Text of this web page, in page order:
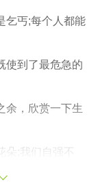
乞丐;每个人都能
使到了最危急的
余，欣赏一下生
朵;我们自强不